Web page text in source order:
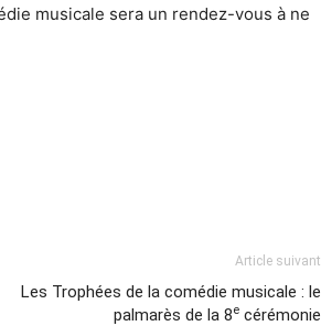
musicale sera un rendez-vous à ne
Article suivant
Les Trophées de la comédie musicale : le
palmarès de la 8e cérémonie